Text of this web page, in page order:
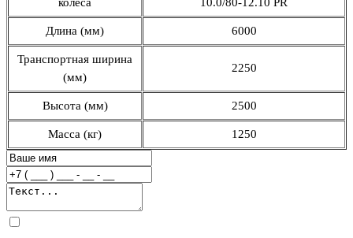
Длина (мм) 6000
Транспортная ширина
(мм)
2250
Высота (мм) 2500
Mасса (кг) 1250